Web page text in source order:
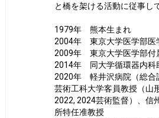
と橋を架ける活動に従事し
1979年 熊本生まれ
​​2004年 東京大学医学部医
2009年 東京大学医学部付
2014年 同大学循環器内科
2020年 軽井沢病院（総合
芸術工科大学客員教授（山
2022, 2024芸術監督）、信
所特任准教授